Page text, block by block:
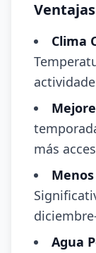
Clima
más
Agua